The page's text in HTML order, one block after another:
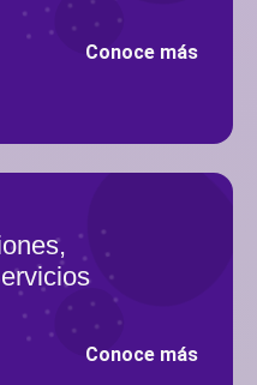
Conoce más
Conoce más